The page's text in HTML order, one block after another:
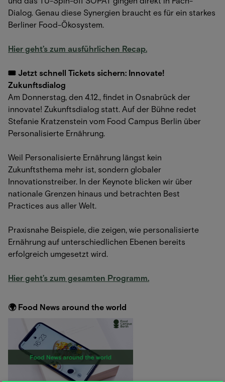
Dialog. Genau diese Synergien braucht es für ein starkes
Berliner Food-Ökosystem.
Hier geht’s zum ausführlichen Recap.
🎟️ Jetzt schnell Tickets sichern: Innovate!
Zukunftsdialog
Am Donnerstag, den 4.12., findet in Osnabrück der
innovate! Zukunftsdialog statt. Auf der Bühne redet
Stefanie Kratzenstein vom Food Campus Berlin über
Personalisierte Ernährung.
Weil Personalisierte Ernährung längst kein
Zukunftsthema mehr ist, sondern globaler
Innovationstreiber. In der Keynote blicken wir über
nationale Grenzen hinaus und betrachten Best
Practices aus aller Welt.
Praxisnahe Beispiele, die zeigen, wie personalisierte
Ernährung auf unterschiedlichen Ebenen bereits
erfolgreich umgesetzt wird.
Hier geht’s zum gesamten Programm.
🌍 Food News around the world